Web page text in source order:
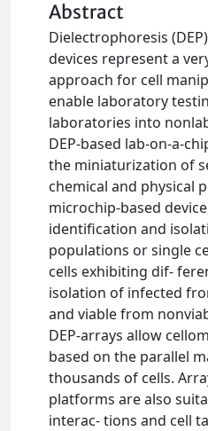
Abstract
Dielectrophoresis
devices represent a
approach for cell
enable laboratory
laboratories into
DEP-based lab-on-a-
the miniaturization of
chemical and physical
microchip-based
identification and
populations or single
cells exhibiting dif-
isolation of infected
and viable from
DEP-arrays allow
based on the parallel
thousands of cells.
platforms are also
interac- tions and cell